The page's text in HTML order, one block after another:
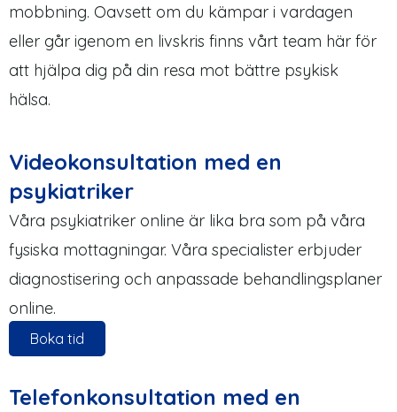
mobbning. Oavsett om du kämpar i vardagen
eller går igenom en livskris finns vårt team här för
att hjälpa dig på din resa mot bättre psykisk
hälsa.
Videokonsultation med en
psykiatriker
Våra psykiatriker online är lika bra som på våra
fysiska mottagningar. Våra specialister erbjuder
diagnostisering och anpassade behandlingsplaner
online.
Boka tid
Telefonkonsultation med en